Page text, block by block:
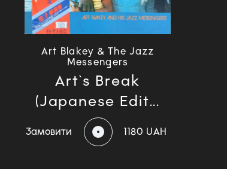
Art Blakey & The Jazz
Messengers
Art`s Break
(Japanese Edit...
Замовити 1180 UAH